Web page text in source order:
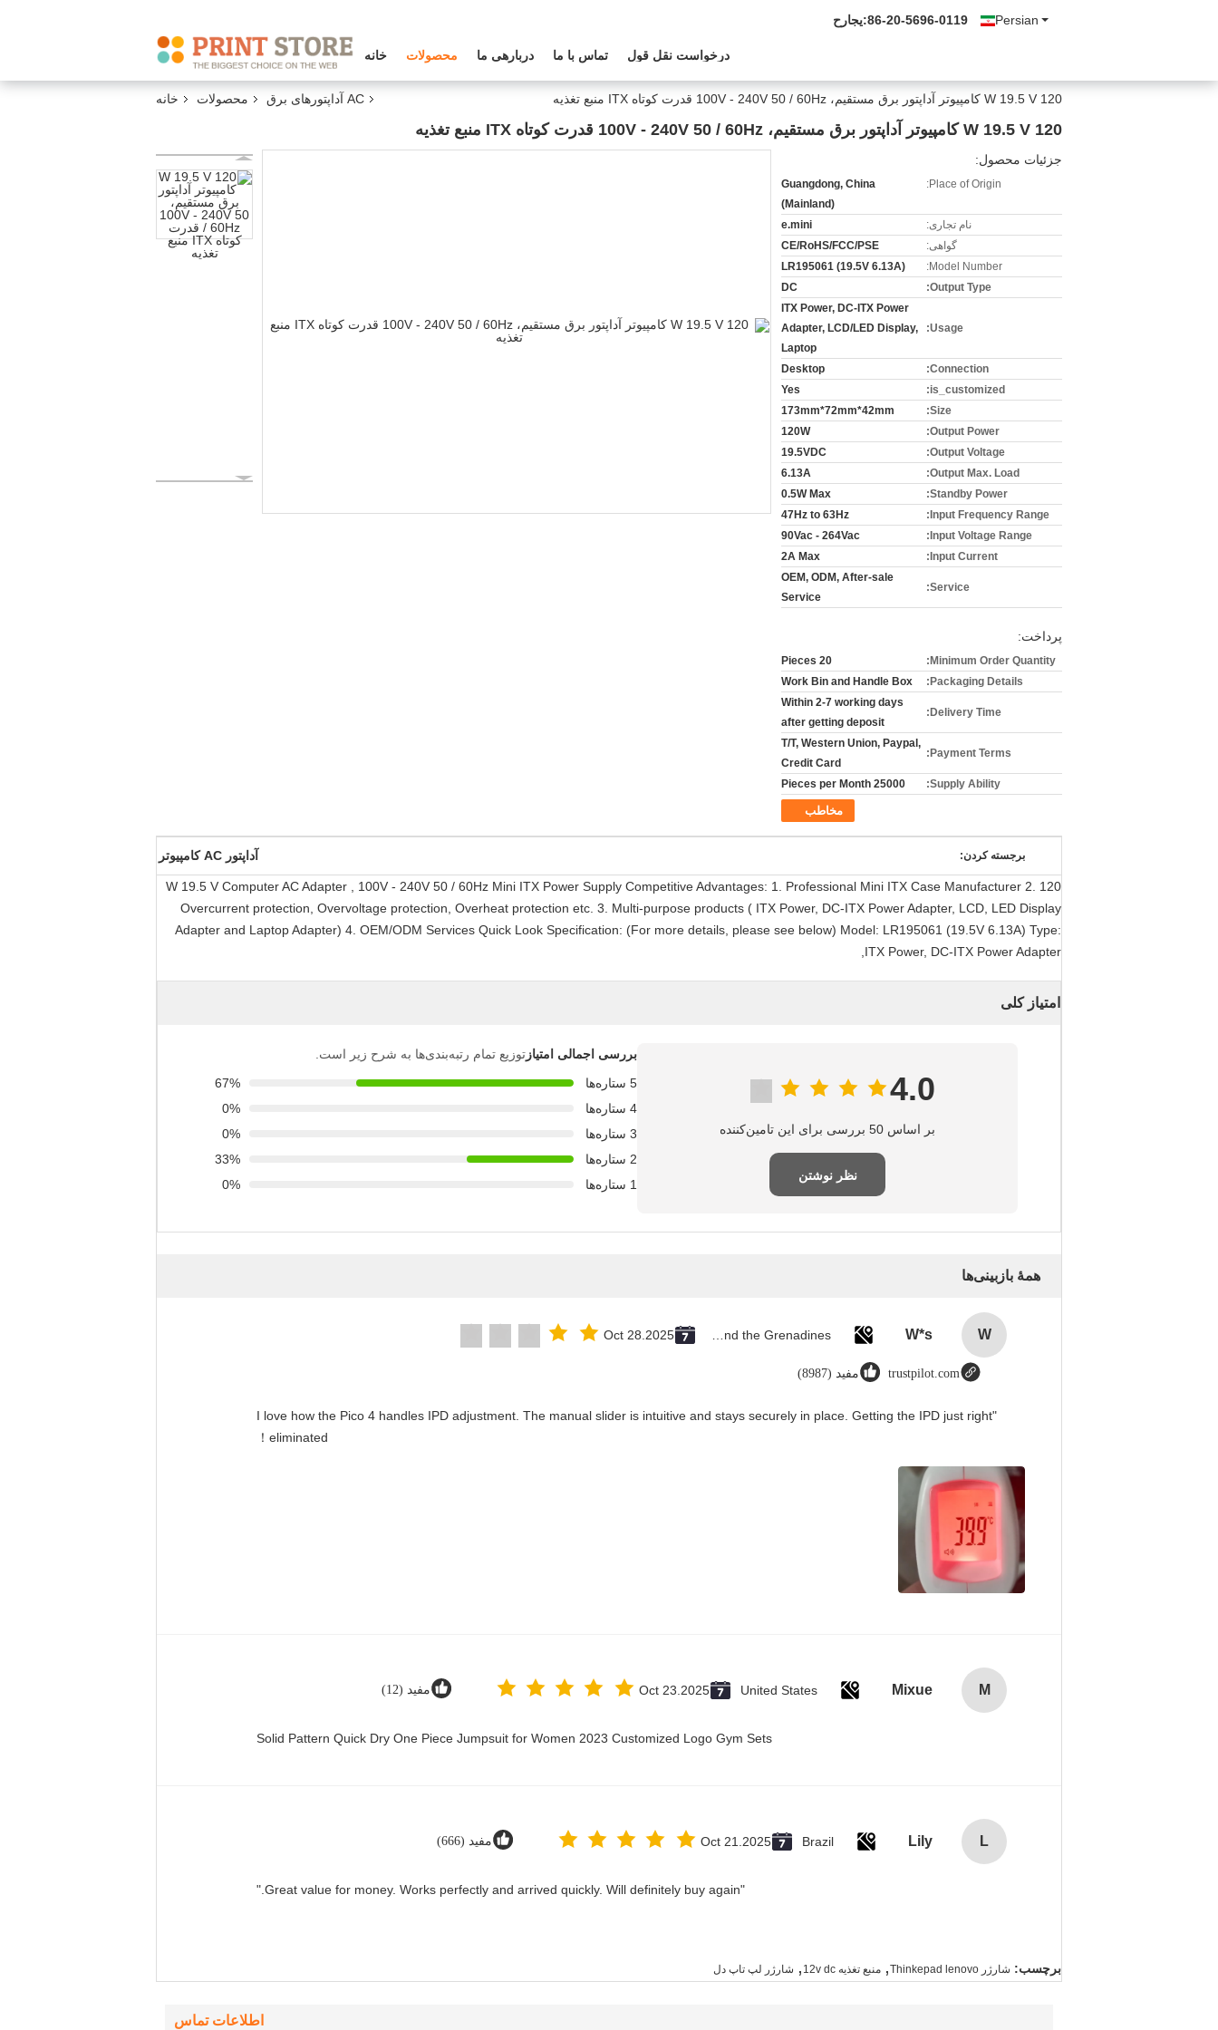
Persian حراجی:86-20-5696-0119
خانه محصولات دربارهی ما تماس با ما درخواست نقل قول
خانه محصولات AC آداپتورهای برق 120 W 19.5 V کامپیوتر آداپتور برق مستقیم، 100V - 240V 50 / 60Hz قدرت کوتاه ITX منبع تغذیه
120 W 19.5 V کامپیوتر آداپتور برق مستقیم، 100V - 240V 50 / 60Hz قدرت کوتاه ITX منبع تغذیه
جزئیات محصول:
Place of Origin:
Guangdong, China
(Mainland)
نام تجاری:
e.mini
گواهی:
CE/RoHS/FCC/PSE
Model Number:
LR195061 (19.5V 6.13A)
Output Type:
DC
Usage:
ITX Power, DC-ITX Power
Adapter, LCD/LED Display,
Laptop
Connection:
Desktop
is_customized:
Yes
Size:
173mm*72mm*42mm
Output Power:
120W
Output Voltage:
19.5VDC
Output Max. Load:
6.13A
Standby Power:
0.5W Max
Input Frequency Range:
47Hz to 63Hz
Input Voltage Range:
90Vac - 264Vac
Input Current:
2A Max
Service:
OEM, ODM, After-sale
Service
پرداخت:
Minimum Order Quantity:
20 Pieces
Packaging Details:
Work Bin and Handle Box
Delivery Time:
Within 2-7 working days
after getting deposit
Payment Terms:
T/T, Western Union, Paypal,
Credit Card
Supply Ability:
25000 Pieces per Month
مخاطب
برجسته کردن: آداپتور AC کامپیوتر
120 W 19.5 V Computer AC Adapter , 100V - 240V 50 / 60Hz Mini ITX Power Supply Competitive Advantages: 1. Professional Mini ITX Case Manufacturer 2.
Overcurrent protection, Overvoltage protection, Overheat protection etc. 3. Multi-purpose products ( ITX Power, DC-ITX Power Adapter, LCD, LED Display
Adapter and Laptop Adapter) 4. OEM/ODM Services Quick Look Specification: (For more details, please see below) Model: LR195061 (19.5V 6.13A) Type:
ITX Power, DC-ITX Power Adapter,
امتیاز کلی
4.0
بر اساس 50 بررسی برای این تامین‌کننده
نظر نوشتن
بررسی اجمالی امتیاز توزیع تمام رتبه‌بندی‌ها به شرح زیر است.
5 ستاره‌ها
67%
4 ستاره‌ها
0%
3 ستاره‌ها
0%
2 ستاره‌ها
33%
1 ستاره‌ها
0%
همهٔ بازبینی‌ها
W
W*s
Oct 28.2025
trustpilot.com مفید (8987)
"I love how the Pico 4 handles IPD adjustment. The manual slider is intuitive and stays securely in place. Getting the IPD just right
eliminated！
M
Mixue
United States
Oct 23.2025 مفید (12)
Solid Pattern Quick Dry One Piece Jumpsuit for Women 2023 Customized Logo Gym Sets
L
Lily
Brazil
Oct 21.2025 مفید (666)
"Great value for money. Works perfectly and arrived quickly. Will definitely buy again."
برچسب: شارژر Thinkepad lenovo , منبع تغذیه 12v dc , شارژر لپ تاپ دل
اطلاعات تماس